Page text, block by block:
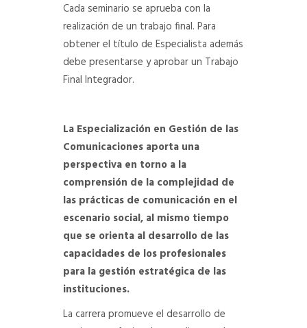
Cada seminario se aprueba con la
realización de un trabajo final. Para
obtener el título de Especialista además
debe presentarse y aprobar un Trabajo
Final Integrador.
La Especialización en Gestión de las
Comunicaciones aporta una
perspectiva en torno a la
comprensión de la complejidad de
las prácticas de comunicación en el
escenario social, al mismo tiempo
que se orienta al desarrollo de las
capacidades de los profesionales
para la gestión estratégica de las
instituciones.
La carrera promueve el desarrollo de